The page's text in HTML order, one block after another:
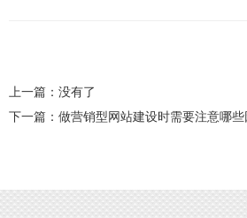
上一篇：没有了
下一篇：做营销型网站建设时需要注意哪